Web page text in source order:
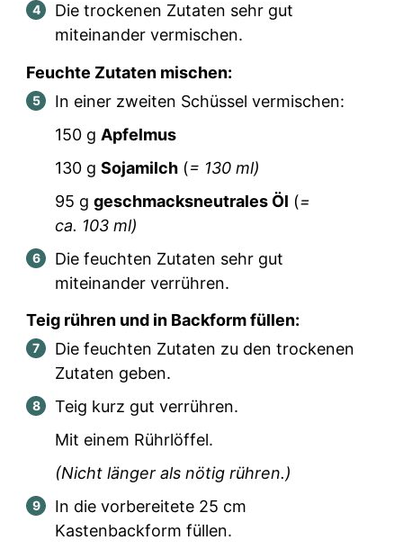
Die trockenen Zutaten sehr gut
miteinander vermischen.
Feuchte Zutaten mischen:
In einer zweiten Schüssel vermischen:
150 g Apfelmus
130 g Sojamilch (= 130 ml)
95 g geschmacksneutrales Öl (=
ca. 103 ml)
Die feuchten Zutaten sehr gut
miteinander verrühren.
Teig rühren und in Backform füllen:
Die feuchten Zutaten zu den trockenen
Zutaten geben.
Teig kurz gut verrühren.
Mit einem Rührlöffel.
(Nicht länger als nötig rühren.)
In die vorbereitete 25 cm
Kastenbackform füllen.